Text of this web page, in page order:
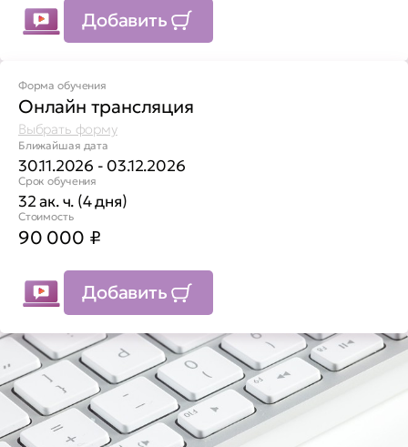
Добавить
Форма обучения
Онлайн трансляция
Выбрать форму
Ближайшая дата
30.11.2026 - 03.12.2026
Срок обучения
32 ак. ч. (4 дня)
Стоимость
90 000 ₽
Добавить